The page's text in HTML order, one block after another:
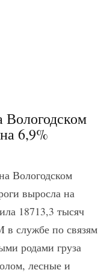
Вологодском
6,9%
Вологодском
выросла на
18713,3 тысяч
службе по связям
родами груза
лесные и